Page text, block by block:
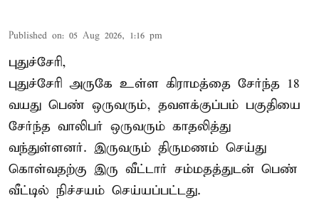
Published on: 05 Aug 2026, 1:16 pm
புதுச்சேரி,
புதுச்சேரி அருகே உள்ள கிராமத்தை சேர்ந்த 18
வயது பெண் ஒருவரும், தவளக்குப்பம் பகுதியை
சேர்ந்த வாலிபர் ஒருவரும் காதலித்து
வந்துள்ளனர். இருவரும் திருமணம் செய்து
கொள்வதற்கு இரு வீட்டார் சம்மதத்துடன் பெண்
வீட்டில் நிச்சயம் செய்யப்பட்டது.